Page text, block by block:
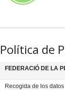
Política de
FEDERACIÓ DE LA
Recogida de los